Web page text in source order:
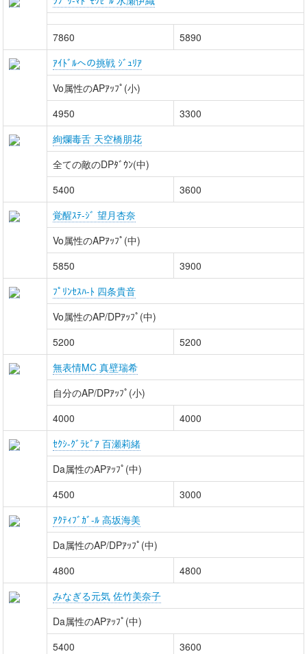
7860
5890
ｱｲﾄﾞﾙへの挑戦 ｼﾞｭﾘｱ
Vo属性のAPｱｯﾌﾟ(小)
4950
3300
絢爛毒舌 天空橋朋花
全ての敵のDPﾀﾞｳﾝ(中)
5400
3600
覚醒ｽﾃ-ｼﾞ 望月杏奈
Vo属性のAPｱｯﾌﾟ(中)
5850
3900
ﾌﾟﾘﾝｾｽﾊ-ﾄ 四条貴音
Vo属性のAP/DPｱｯﾌﾟ(中)
5200
5200
無表情MC 真壁瑞希
自分のAP/DPｱｯﾌﾟ(小)
4000
4000
ｾｸｼ-ｸﾞﾗﾋﾞｱ 百瀬莉緒
Da属性のAPｱｯﾌﾟ(中)
4500
3000
ｱｸﾃｨﾌﾞｶﾞ-ﾙ 高坂海美
Da属性のAP/DPｱｯﾌﾟ(中)
4800
4800
みなぎる元気 佐竹美奈子
Da属性のAPｱｯﾌﾟ(中)
5400
3600